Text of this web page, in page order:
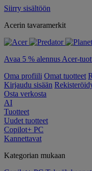
Siirry sisältöön
Acerin tavaramerkit
Avaa 5 % alennus Acer-
Oma profiili Omat tuotteet
Kirjaudu sisään
Osta verkosta
AI
Tuotteet
Uudet tuotteet
Copilot+ PC
Kannettavat
Kategorian mukaan